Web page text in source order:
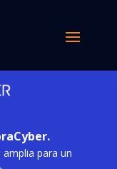
para un